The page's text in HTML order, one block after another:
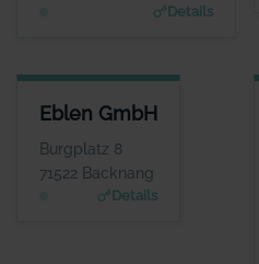
Details
Eblen GmbH
Burgplatz 8
71522 Backnang
Details
EBLEN GMBH
Herr Holger Krauss
www.wuerttembergisch
e.de/versicherungen/e